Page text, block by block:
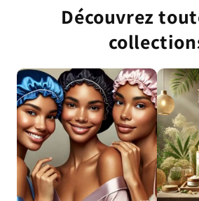
Découvrez